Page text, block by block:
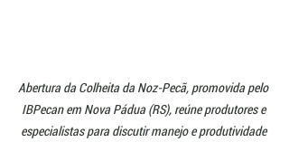
Abertura da Colheita da Noz-Pecã, promovida pelo
IBPecan em Nova Pádua (RS), reúne produtores e
especialistas para discutir manejo e produtividade